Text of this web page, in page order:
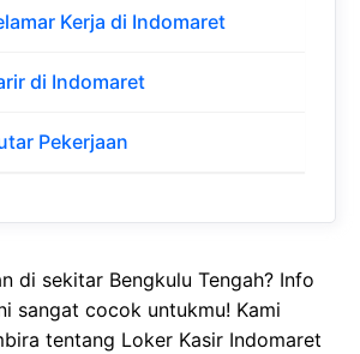
Kerja di Indomaret
di Indomaret
Pekerjaan
di sekitar Bengkulu Tengah? Info
sangat cocok untukmu! Kami
tentang Loker Kasir Indomaret